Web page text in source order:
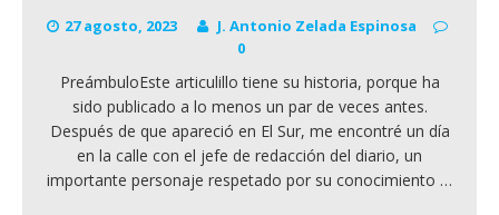
27 agosto, 2023
J. Antonio Zelada Espinosa
0
PreámbuloEste articulillo tiene su historia, porque ha
sido publicado a lo menos un par de veces antes.
Después de que apareció en El Sur, me encontré un día
en la calle con el jefe de redacción del diario, un
importante personaje respetado por su conocimiento …